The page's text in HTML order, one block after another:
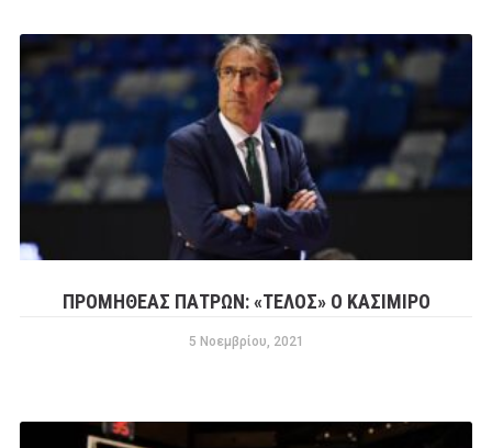
ΠΡΟΜΗΘΈΑΣ ΠΑΤΡΏΝ: «ΤΈΛΟΣ» Ο ΚΑΣΙΜΊΡΟ
5 Νοεμβρίου, 2021